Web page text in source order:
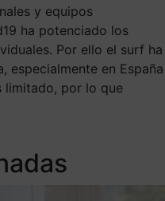
y equipos
ha potenciado los
Por ello el surf ha
especialmente en España
limitado, por lo que